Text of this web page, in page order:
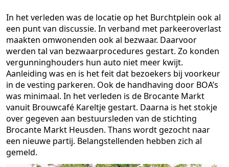
In het verleden was de locatie op het Burchtplein ook al
een punt van discussie. In verband met parkeeroverlast
maakten omwonenden ook al bezwaar. Daarvoor
werden tal van bezwaarprocedures gestart. Zo konden
vergunninghouders hun auto niet meer kwijt.
Aanleiding was en is het feit dat bezoekers bij voorkeur
in de vesting parkeren. Ook de handhaving door BOA’s
was minimaal. In het verleden is de Brocante Markt
vanuit Brouwcafé Kareltje gestart. Daarna is het stokje
over gegeven aan bestuursleden van de stichting
Brocante Markt Heusden. Thans wordt gezocht naar
een nieuwe partij. Belangstellenden hebben zich al
gemeld.